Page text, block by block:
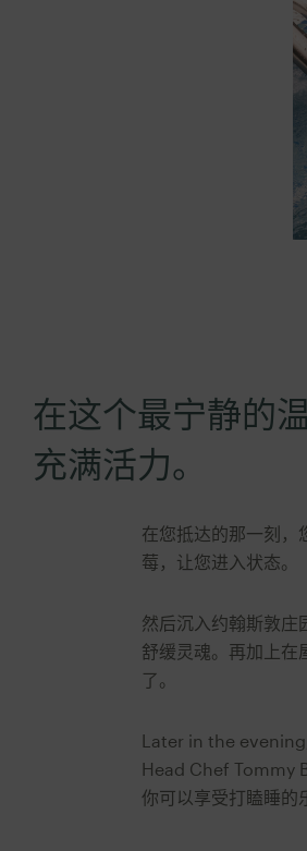
在这个最宁静的
充满活力。
在您抵达的那一刻，
莓，让您进入状态。
然后沉入约翰斯敦庄
舒缓灵魂。再加上在
了。
Later in the
Head Chef Tommy
你可以享受打瞌睡的